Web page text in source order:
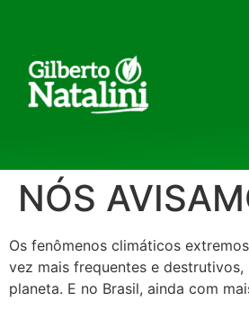
NÓS
Os fenômenos climáticos
vez mais frequentes e
planeta. E no Brasil, ainda com